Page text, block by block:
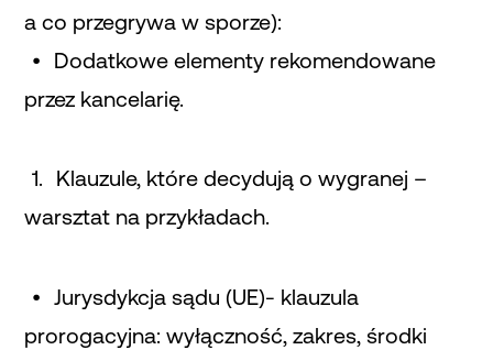
a co przegrywa w sporze):
Dodatkowe elementy rekomendowane
przez kancelarię.
Klauzule, które decydują o wygranej –
warsztat na przykładach.
Jurysdykcja sądu (UE)- klauzula
prorogacyjna: wyłączność, zakres, środki